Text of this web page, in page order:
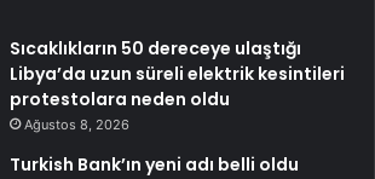
Sıcaklıkların 50 dereceye ulaştığı
Libya’da uzun süreli elektrik kesintileri
protestolara neden oldu
Ağustos 8, 2026
Turkish Bank’ın yeni adı belli oldu